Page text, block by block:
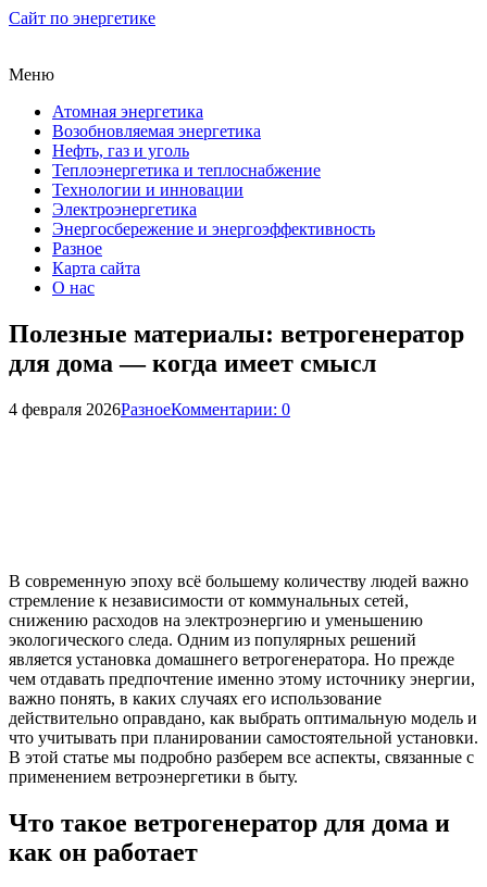
Сайт по энергетике
Меню
Атомная энергетика
Возобновляемая энергетика
Нефть, газ и уголь
Теплоэнергетика и теплоснабжение
Технологии и инновации
Электроэнергетика
Энергосбережение и энергоэффективность
Разное
Карта сайта
О нас
Полезные материалы: ветрогенератор
для дома — когда имеет смысл
4 февраля 2026РазноеКомментарии: 0
В современную эпоху всё большему количеству людей важно
стремление к независимости от коммунальных сетей,
снижению расходов на электроэнергию и уменьшению
экологического следа. Одним из популярных решений
является установка домашнего ветрогенератора. Но прежде
чем отдавать предпочтение именно этому источнику энергии,
важно понять, в каких случаях его использование
действительно оправдано, как выбрать оптимальную модель и
что учитывать при планировании самостоятельной установки.
В этой статье мы подробно разберем все аспекты, связанные с
применением ветроэнергетики в быту.
Что такое ветрогенератор для дома и
как он работает